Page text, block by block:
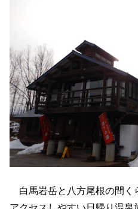
白馬岩岳と八方尾根の間く